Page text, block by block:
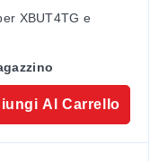
XBUT4TG e
Al Carrello